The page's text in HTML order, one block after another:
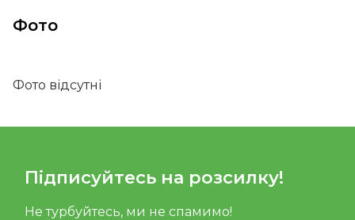
Фото
Фото відсутні
Підписуйтесь на розсилку!
Не турбуйтесь, ми не спамимо!